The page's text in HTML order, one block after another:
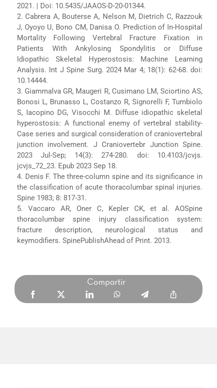
2021. | Doi: 10.5435/JAAOS-D-20-01344.
2. Cabrera A, Bouterse A, Nelson M, Dietrich C, Razzouk
J, Oyoyo U, Bono CM, Danisa O. Prediction of In-Hospital
Mortality Following Vertebral Fracture Fixation in
Patients With Ankylosing Spondylitis or Diffuse
Idiopathic Skeletal Hyperostosis: Machine Learning
Analysis. Int J Spine Surg. 2024 Mar 4; 18(1): 62-68. doi:
10.14444.
3. Giammalva GR, Maugeri R, Cusimano LM, Sciortino AS,
Bonosi L, Brunasso L, Costanzo R, Signorelli F, Tumbiolo
S, Iacopino DG, Visocchi M. Diffuse idiopathic skeletal
hyperostosis: A functional enemy of vertebral stability-
Case series and surgical consideration of craniovertebral
junction involvement. J Craniovertebr Junction Spine.
2023 Jul-Sep; 14(3): 274-280. doi: 10.4103/jcvjs.
jcvjs_72_23. Epub 2023 Sep 18.
4. Denis F. The three-column spine and its significance in
the classification of acute thoracolumbar spinal injuries.
Spine 1983; 8: 817-31.
5. Vaccaro AR, Oner C, Kepler CK, et al. AOSpine
thoracolumbar spine injury classification system:
fracture description, neurological status and
keymodifiers. SpinePublishAhead of Print. 2013.
Compartir